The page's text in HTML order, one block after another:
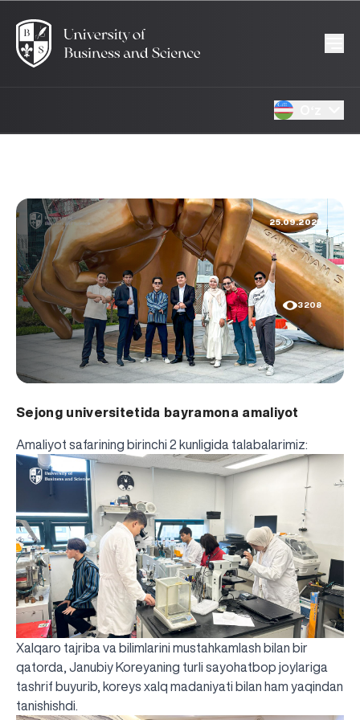
25.09.2025
3208
Sejong universitetida bayramona amaliyot
Amaliyot safarining birinchi 2 kunligida talabalarimiz:
Xalqaro tajriba va bilimlarini mustahkamlash bilan bir
qatorda, Janubiy Koreyaning turli sayohatbop joylariga
tashrif buyurib, koreys xalq madaniyati bilan ham yaqindan
tanishishdi.